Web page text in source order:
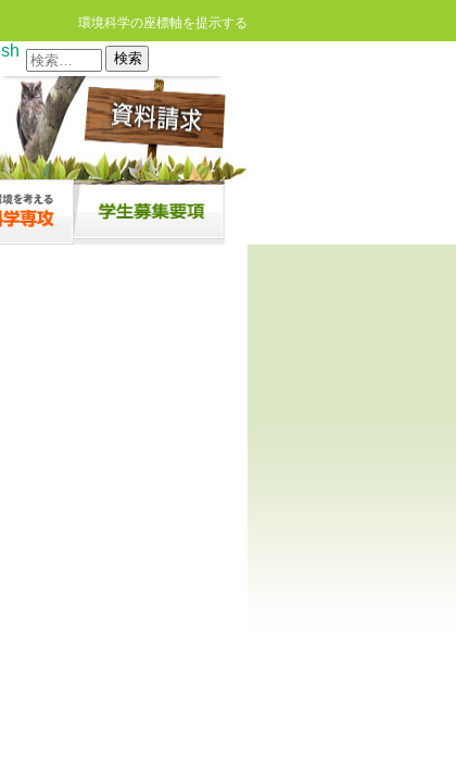
環境科学の座標軸を提示する
検
索: